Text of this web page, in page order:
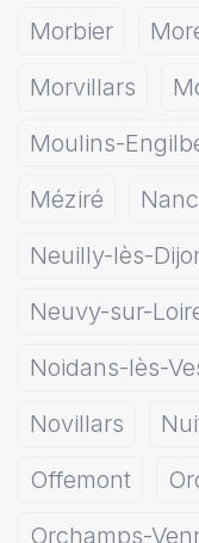
Morbier
Morvillars
Moulins-
Méziré
Neuilly-lès-
Neuvy-sur-
Noidans-lès-
Novillars
Offemont
Orchamps-